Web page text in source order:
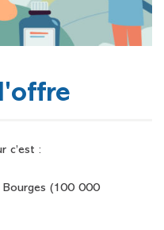
c’est :
Bourges (100 000